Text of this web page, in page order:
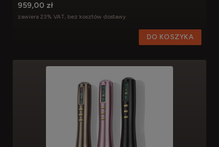
959,00 zł
zawiera 23% VAT, bez kosztów dostawy
DO KOSZYKA